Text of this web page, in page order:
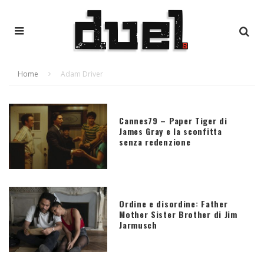
Home Adam Driver
Cannes79 – Paper Tiger di
James Gray e la sconfitta
senza redenzione
Ordine e disordine: Father
Mother Sister Brother di Jim
Jarmusch